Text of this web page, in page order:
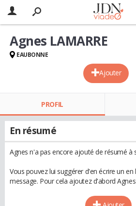
Ajouter
Agnes LAMARRE
EAUBONNE
PROFIL
En résumé
Agnes n'a pas encore ajouté de résumé à
Vous pouvez lui suggérer d'en écrire un en
message. Pour cela ajoutez d'abord